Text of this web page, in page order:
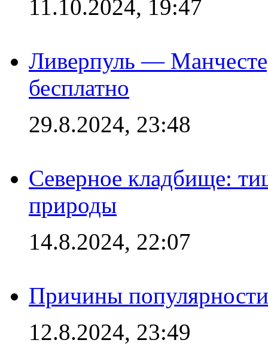
11.10.2024, 19:47
Ливерпуль —
бесплатно
29.8.2024, 23:48
Северное кладбище:
природы
14.8.2024, 22:07
Причины
12.8.2024, 23:49